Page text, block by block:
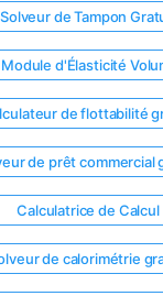
Solveur de Tampon
d'Élasticité
de flottabilité
de prêt commercial
Calculatrice de Calcul
de calorimétrie